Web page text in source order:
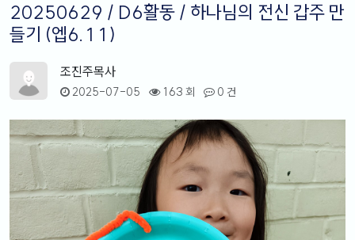
20250629 / D6활동 / 하나님의 전신 갑주 만
들기 (엡6.11)
조진주목사
2025-07-05 163 회 0 건